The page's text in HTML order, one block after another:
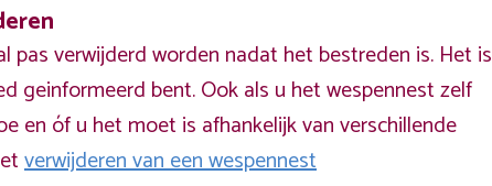
pas verwijderd worden nadat het bestreden is. Het is
geinformeerd bent. Ook als u het wespennest zelf
en óf u het moet is afhankelijk van verschillende
verwijderen van een wespennest